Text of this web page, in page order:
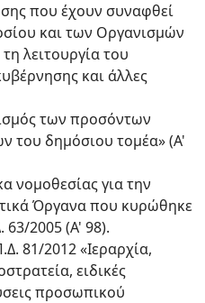
που έχουν συναφθεί
και των Οργανισμών
λειτουργία του
και άλλες
των προσόντων
του δημόσιου τομέα» (Α'
νομοθεσίας για την
Όργανα που κυρώθηκε
2005 (Α' 98).
81/2012 «Ιεραρχία,
ειδικές
προσωπικού